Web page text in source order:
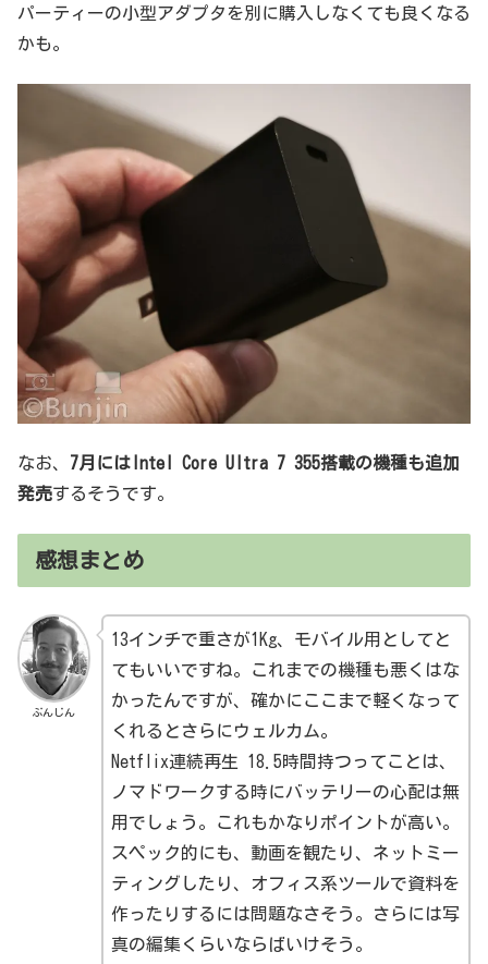
パーティーの小型アダプタを別に購入しなくても良くなる
かも。
なお、 7月にはIntel Core Ultra 7 355搭載の機種も追加
発売するそうです。
感想まとめ
ぶんじん
13インチで重さが1Kg、モバイル用としてと
てもいいですね。これまでの機種も悪くはな
かったんですが、確かにここまで軽くなって
くれるとさらにウェルカム。
Netflix連続再生 18.5時間持つってことは、
ノマドワークする時にバッテリーの心配は無
用でしょう。これもかなりポイントが高い。
スペック的にも、動画を観たり、ネットミー
ティングしたり、オフィス系ツールで資料を
作ったりするには問題なさそう。さらには写
真の編集くらいならばいけそう。